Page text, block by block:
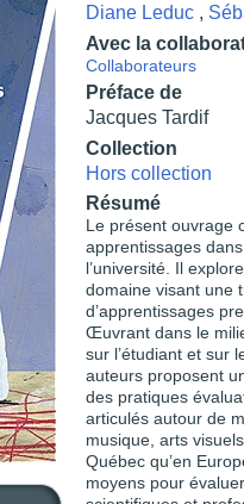
Diane Leduc ,
Avec la
Collaborateurs
Préface de
Jacques Tardif
Collection
Hors collection
Résumé
Le présent ouvrage
apprentissages
l’université. Il
domaine visant une
d’apprentissages
Œuvrant dans le
sur l’étudiant et sur
auteurs proposent
des pratiques
articulés autour de
musique, arts
Québec qu’en
moyens pour